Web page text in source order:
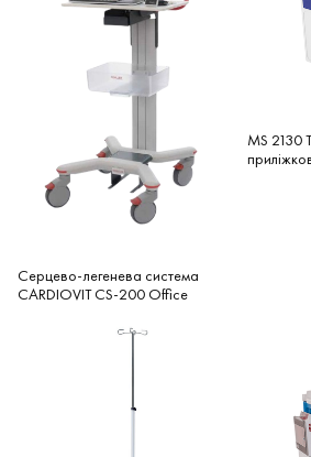
Серцево-легенева система
CARDIOVIT CS-200 Office
MS 2130